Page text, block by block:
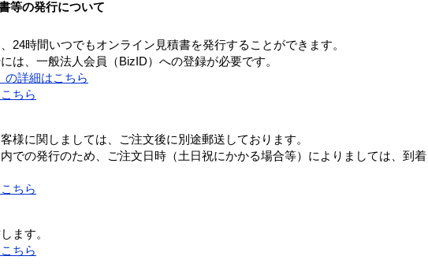
等の発行について
24時間いつでもオンライン見積書を発行することができます。
は、一般法人会員（BizID）への登録が必要です。
の詳細はこちら
ちら
様に関しましては、ご注文後に別途郵送しております。
での発行のため、ご注文日時（土日祝にかかる場合等）によりましては、到
ちら
ます。
ちら